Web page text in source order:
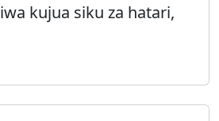
kujua siku za hatari,